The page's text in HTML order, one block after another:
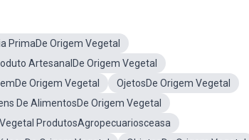
PrimaDe Origem Vegetal
ArtesanalDe Origem Vegetal
Origem Vegetal
OjetosDe Origem Vegetal
De AlimentosDe Origem Vegetal
Vegetal ProdutosAgropecuariosceasa